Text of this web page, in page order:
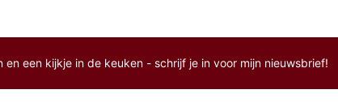
een kijkje in de keuken - schrijf je in voor mijn nieuwsbrief!